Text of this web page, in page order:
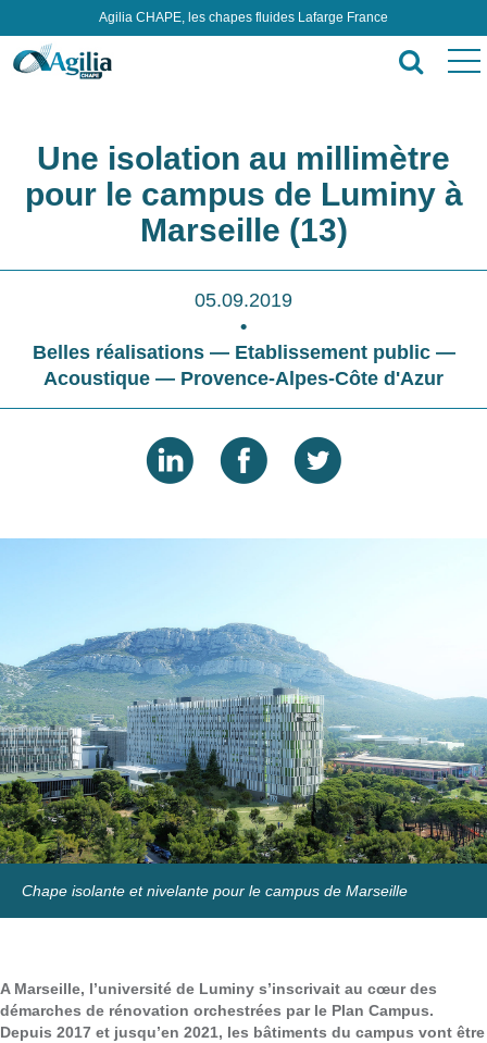
Agilia CHAPE, les chapes fluides Lafarge France
Une isolation au millimètre
pour le campus de Luminy à
Marseille (13)
05.09.2019
•
Belles réalisations — Etablissement public —
Acoustique — Provence-Alpes-Côte d'Azur
Chape isolante et nivelante pour le campus de Marseille
A Marseille, l’université de Luminy s’inscrivait au cœur des
démarches de rénovation orchestrées par le Plan Campus.
Depuis 2017 et jusqu’en 2021, les bâtiments du campus vont être